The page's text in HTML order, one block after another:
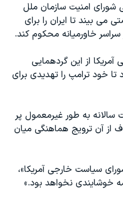
ایران
صلح
شورای امنیت سازمان ملل
می بیند تا ایران را برای
خاورمیانه محکوم کند.
آمریکا از این گردهمایی
تا خود ترامپ را تهدیدی برای
به طور غیرمعمول پر
از آن ترویج هماهنگی میان
سیاست خارجی آمریکا»،
خوشایندی نخواهد بود.»